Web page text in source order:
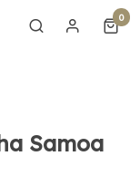
0
Samoa